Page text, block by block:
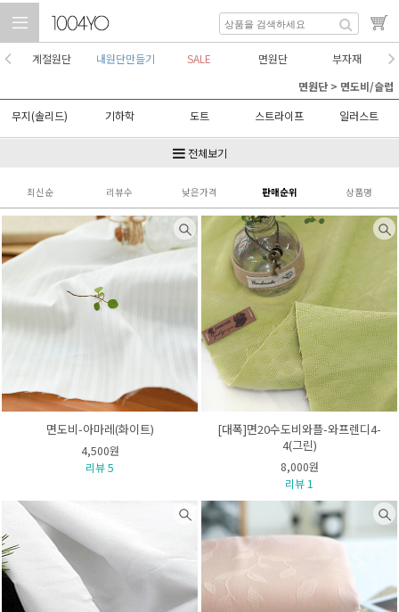
계절원단 내원단만들기 SALE 면원단
부자재
면원단 > 면도비/슬럽
무지(솔리드)
기하학 도트 스트라이프 일러스트
추상
전체보기
최신순 리뷰수 낮은가격 판매순위 상품명
면도비-아마레(화이트)
4,500원
리뷰 5
[대폭]면20수도비와플-와프렌디4-
4(그린)
8,000원
리뷰 1